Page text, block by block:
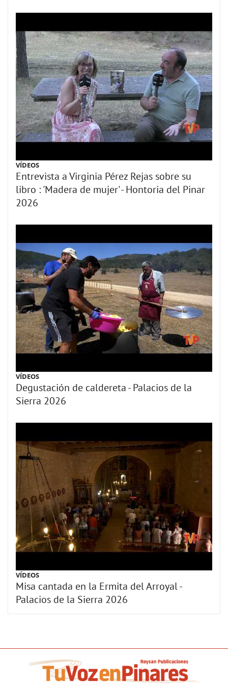
VÍDEOS
Entrevista a Virginia Pérez Rejas sobre su
libro : 'Madera de mujer' - Hontoria del Pinar
2026
VÍDEOS
Degustación de caldereta - Palacios de la
Sierra 2026
VÍDEOS
Misa cantada en la Ermita del Arroyal -
Palacios de la Sierra 2026